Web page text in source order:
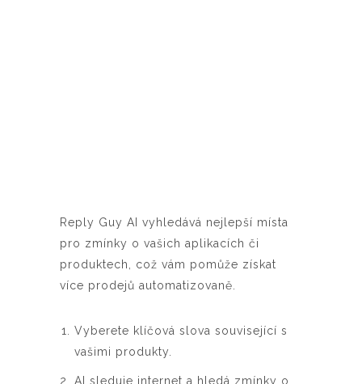
Reply Guy AI vyhledává nejlepší místa
pro zmínky o vašich aplikacích či
produktech, což vám pomůže získat
více prodejů automatizovaně.
Vyberete klíčová slova související s
vašimi produkty.
AI sleduje internet a hledá zmínky o